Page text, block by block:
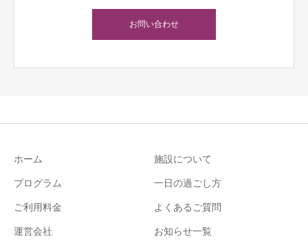
お問い合わせ
ホーム 施設について
プログラム 一日の過ごし方
ご利用料金 よくあるご質問
運営会社 お知らせ一覧